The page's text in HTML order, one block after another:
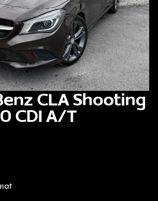
CLA Shooting
CDI A/T